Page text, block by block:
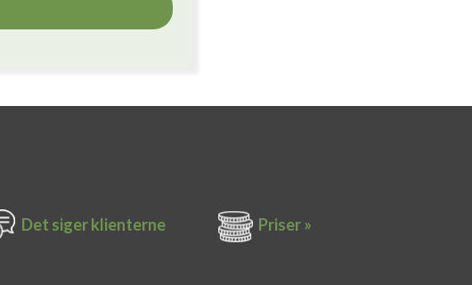
Det siger k​lienterne​ Priser »